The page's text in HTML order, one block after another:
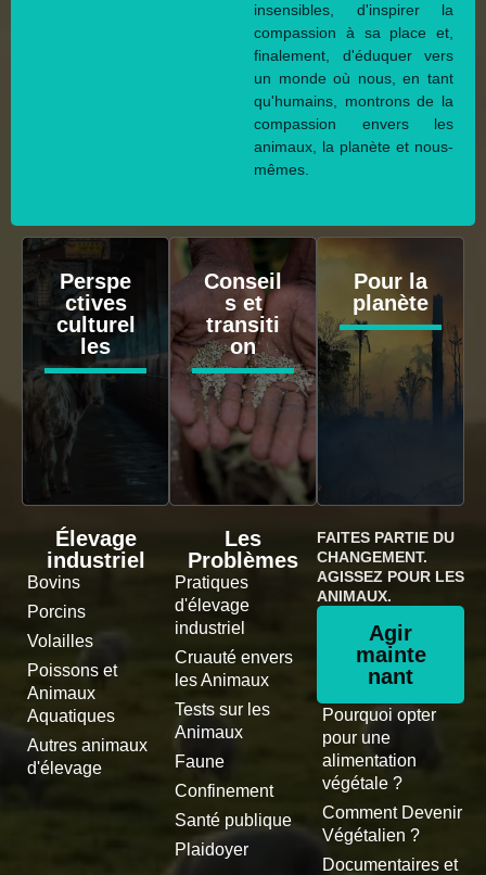
insensibles, d'inspirer la
compassion à sa place et,
finalement, d'éduquer vers
un monde où nous, en tant
qu'humains, montrons de la
compassion envers les
animaux, la planète et nous-
mêmes.
Perspe
ctives
culturel
les
Conseil
s et
transiti
on
Pour la
planète
Élevage
industriel
Bovins
Porcins
Volailles
Poissons et
Animaux
Aquatiques
Autres animaux
d'élevage
Les
Problèmes
Pratiques
d'élevage
industriel
Cruauté envers
les Animaux
Tests sur les
Animaux
Faune
Confinement
Santé publique
Plaidoyer
FAITES PARTIE DU
CHANGEMENT.
AGISSEZ POUR LES
ANIMAUX.
Agir
mainte
nant
Pourquoi opter
pour une
alimentation
végétale ?
Comment Devenir
Végétalien ?
Documentaires et